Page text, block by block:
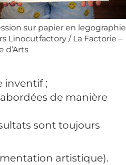
sur papier en legographie
Linocutfactory / La Factorie –
d’Arts
inventif ;
de manière
sont toujours
artistique).